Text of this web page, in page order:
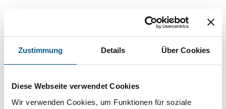
Zustimmung Details Über Cookies
Diese Webseite verwendet Cookies
Wir verwenden Cookies, um Funktionen für soziale
Sie suchen finanzielle Unterstützung für ein
Projekt oder ein Vorhaben? Hier können Sie
direkt über unsere Fördermitteldatenbank und
Stiftungsdatenbank recherchieren. Bei der